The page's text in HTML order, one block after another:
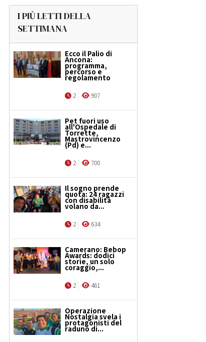
I PIÙ LETTI DELLA
SETTIMANA
Ecco il Palio di
Ancona:
programma,
percorso e
regolamento
2 907
Pet fuori uso
all'Ospedale di
Torrette,
Mastrovincenzo
(Pd) e...
2 700
Il sogno prende
quota: 24 ragazzi
con disabilità
volano da...
2 634
Camerano: Bebop
Awards: dodici
storie, un solo
coraggio,...
2 461
Operazione
Nostalgia svela i
protagonisti del
raduno di...